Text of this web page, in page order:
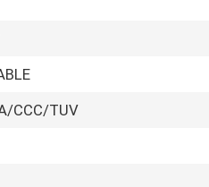
CCC/TUV